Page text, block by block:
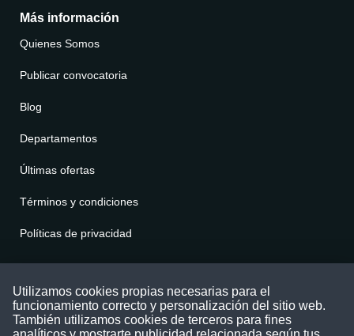
Más información
Quienes Somos
Publicar convocatoria
Blog
Departamentos
Últimas ofertas
Términos y condiciones
Políticas de privacidad
Puede comunicarse con nosotros a través
nuestras redes sociales o del correo:
Utilizamos cookies propias necesarias para el
funcionamiento correcto y personalización del sitio web.
También utilizamos cookies de terceros para fines